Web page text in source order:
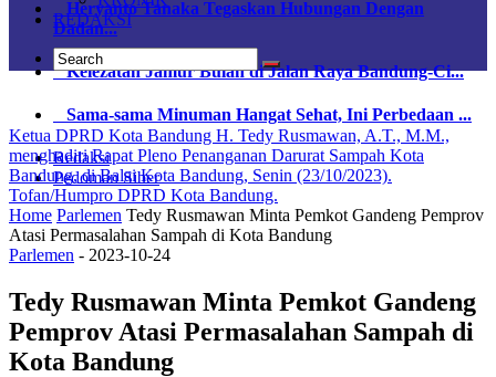
Heryanto Tanaka Tegaskan Hubungan Dengan
Dadan...
Kelezatan Jamur Bulan di Jalan Raya Bandung-Ci...
Sama-sama Minuman Hangat Sehat, Ini Perbedaan ...
Redaksi
Pedoman Siber
REDAKSI
Ketua DPRD Kota Bandung H. Tedy Rusmawan, A.T., M.M.,
menghadiri Rapat Pleno Penanganan Darurat Sampah Kota
Bandung, di Balai Kota Bandung, Senin (23/10/2023).
Tofan/Humpro DPRD Kota Bandung.
Home Parlemen Tedy Rusmawan Minta Pemkot Gandeng Pemprov
Atasi Permasalahan Sampah di Kota Bandung
Parlemen - 2023-10-24
Tedy Rusmawan Minta Pemkot Gandeng
Pemprov Atasi Permasalahan Sampah di
Kota Bandung